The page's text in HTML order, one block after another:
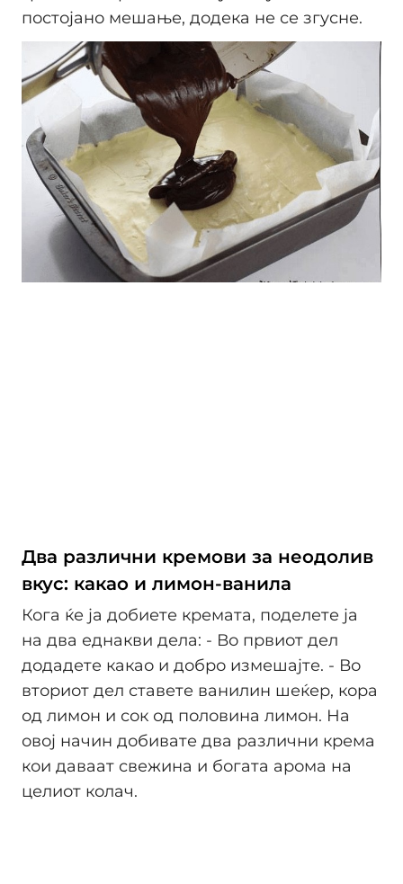
постојано мешање, додека не се згусне.
Два различни кремови за неодолив
вкус: какао и лимон-ванила
Кога ќе ја добиете кремата, поделете ја
на два еднакви дела: - Во првиот дел
додадете какао и добро измешајте. - Во
вториот дел ставете ванилин шеќер, кора
од лимон и сок од половина лимон. На
овој начин добивате два различни крема
кои даваат свежина и богата арома на
целиот колач.